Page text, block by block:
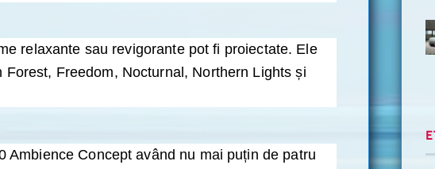
relaxante sau revigorante pot fi proiectate. Ele
Freedom, Nocturnal, Northern Lights și
Ambience Concept având nu mai puțin de patru